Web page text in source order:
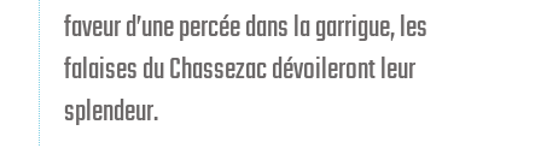
faveur d’une percée dans la garrigue, les
falaises du Chassezac dévoileront leur
splendeur.